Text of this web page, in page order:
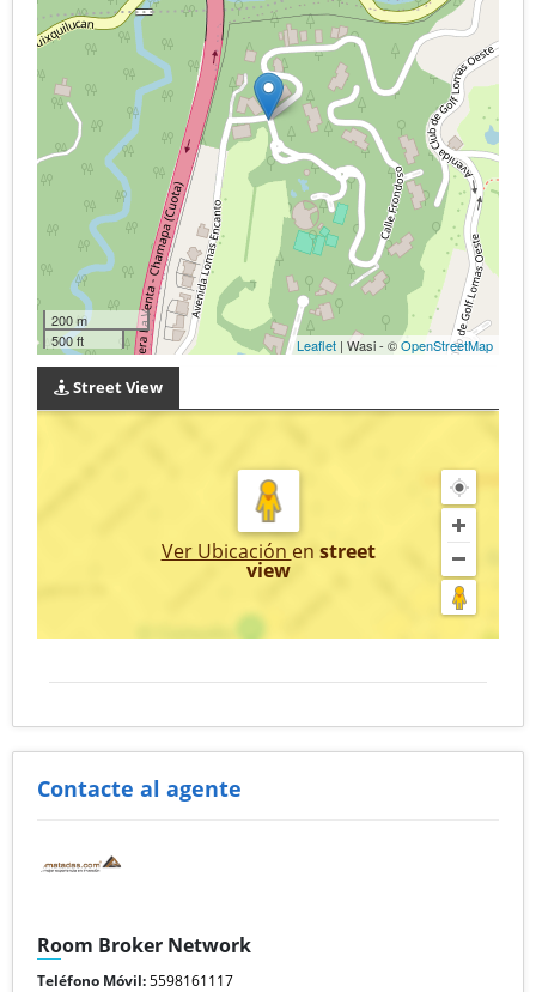
200 m
500 ft
Leaflet | Wasi - ©OpenStreetMap
Street View
Ver Ubicación en street
view
Contacte al agente
Room Broker Network
Teléfono Móvil:5598161117